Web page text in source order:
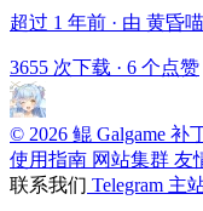
超过 1 年前 · 由 黄昏
3655 次下载 · 6 个点赞
© 2026 鲲 Galgame 补
使用指南 网站集群 友
联系我们 Telegram 主